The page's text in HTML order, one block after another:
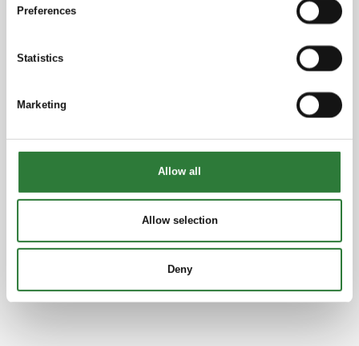
Preferences
Statistics
Marketing
Allow all
Allow selection
Deny